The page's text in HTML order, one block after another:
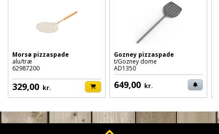
dørgreb
lås
Fliseopsætning
og
Byggepladshegn
Byggepladstrapper
Donkraft
Dorn
Båndsav
Båndsliber
og
bænksliber
Højtryksrenser
Husvandværk
Kompostkværn
og
Belægningssten
Belysning
Beslag
Bilpleje
og
Maling
udendørs
afløb
Pex
rør
Radiator
Tilbudsavis
Log
ind
Kvik
Morsø pizzaspade
alu/træ
62987200
329,00 kr.
Gozney pizzaspade
t/Gozney dome
AD1350
649,00 kr.